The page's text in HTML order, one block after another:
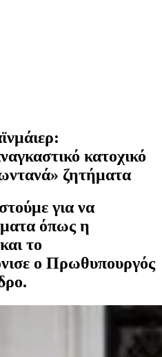
κατοχικό
ζητήματα
για να
όπως η
το
ο Πρωθυπουργός